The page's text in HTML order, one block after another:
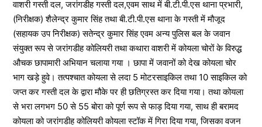
वाशरी गस्ती दल, जरांगडीह गस्ती दल,एवम साथ में बी.टी.पी.एस थाना प्रभारी,
(निरीक्षक) शैलेन्द्र कुमार सिंह तथा बी.टी.पी.एस थाना के गस्ती में मौजूद
(सहायक उप निरीक्षक) सतेन्द्र कुमार सिंह एवम अन्य पुलिस बल के जवान
संयुक्त रूप से जरांगडीह कोलियरी तथा कथारा वाशरी में कोयला चोरों के विरुद्ध
औचक छापामारी अभियान चलाया गया । छापा में जवानों को देख कोयला चोर
भाग खड़े हुवे। तत्पश्चात कोयला से लदा 5 मोटरसाइकिल तथा 10 साइकिल को
जप्त कर गस्ती दल के द्वारा मौके पर ही छतिग्रस्त कर दिया गया। तथा कोयला
से भरा लगभग 50 से 55 बोरा को पूर्ण रूप से फाड़ दिया गया, साथ ही बरामद
कोयला को जरांगडीह कोलियरी कोयला स्टॉक में गिरा दिया गया, जिसका वजन